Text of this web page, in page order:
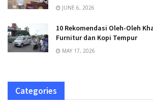
JUNE 6, 2026
10 Rekomendasi Oleh-Oleh
Furnitur dan Kopi Tempur
MAY 17, 2026
Categories